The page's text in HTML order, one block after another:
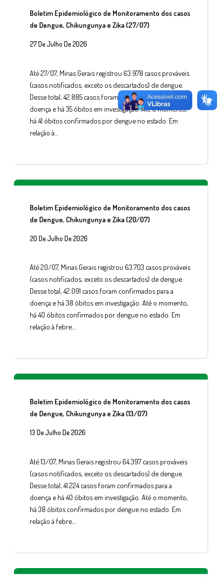
Boletim Epidemiológico de Monitoramento dos casos
de Dengue, Chikungunya e Zika (27/07)
27 De Julho De 2026
Até 27/07, Minas Gerais registrou 63.978 casos prováveis
(casos notificados, exceto os descartados) de dengue.
Desse total, 42.885 casos foram confirmados para a
doença e há 35 óbitos em investigação. Até o momento,
há 41 óbitos confirmados por dengue no estado. Em
relação à…
Boletim Epidemiológico de Monitoramento dos casos
de Dengue, Chikungunya e Zika (20/07)
20 De Julho De 2026
Até 20/07, Minas Gerais registrou 63.703 casos prováveis
(casos notificados, exceto os descartados) de dengue.
Desse total, 42.091 casos foram confirmados para a
doença e há 38 óbitos em investigação. Até o momento,
há 40 óbitos confirmados por dengue no estado. Em
relação à febre…
Boletim Epidemiológico de Monitoramento dos casos
de Dengue, Chikungunya e Zika (13/07)
13 De Julho De 2026
Até 13/07, Minas Gerais registrou 64.397 casos prováveis
(casos notificados, exceto os descartados) de dengue.
Desse total, 41.224 casos foram confirmados para a
doença e há 40 óbitos em investigação. Até o momento,
há 38 óbitos confirmados por dengue no estado. Em
relação à febre…